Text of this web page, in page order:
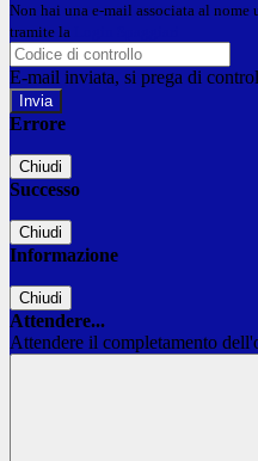
Non hai una e-mail associata al nome
tramite la
E-mail inviata, si prega di
Errore
Chiudi
Successo
Chiudi
Informazione
Chiudi
Attendere...
Attendere il completamento